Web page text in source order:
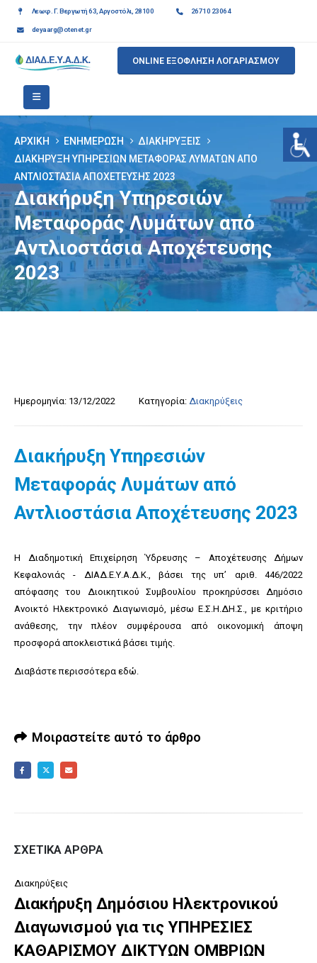
Λεωφ. Γ. Βεργωτή 63, Αργοστόλι, 28100 26710 23064
deyaarg@otenet.gr
ONLINE ΕΞΟΦΛΗΣΗ ΛΟΓΑΡΙΑΣΜΟΥ
ΑΡΧΙΚΉ ΕΝΗΜΈΡΩΣΗ
ΔΙΑΚΗΡΎΞΕΙΣ
ΔΙΑΚΉΡΥΞΗ ΥΠΗΡΕΣΙΏΝ ΜΕΤΑΦΟΡΆΣ ΛΥΜΆΤΩΝ ΑΠΌ
ΑΝΤΛΙΟΣΤΆΣΙΑ ΑΠΟΧΈΤΕΥΣΗΣ 2023
Διακήρυξη Υπηρεσιών
Μεταφοράς Λυμάτων από
Αντλιοστάσια Αποχέτευσης
2023
Ημερομηνία: 13/12/2022 Κατηγορία: Διακηρύξεις
Διακήρυξη Υπηρεσιών
Μεταφοράς Λυμάτων από
Αντλιοστάσια Αποχέτευσης 2023
Η Διαδημοτική Επιχείρηση Ύδρευσης – Αποχέτευσης Δήμων
Κεφαλονιάς - ΔΙΑΔ.Ε.Υ.Α.Δ.Κ., βάσει της υπ’ αριθ. 446/2022
απόφασης του Διοικητικού Συμβουλίου προκηρύσσει Δημόσιο
Ανοικτό Ηλεκτρονικό Διαγωνισμό, μέσω Ε.Σ.Η.ΔΗ.Σ., με κριτήριο
ανάθεσης, την πλέον συμφέρουσα από οικονομική άποψη
προσφορά αποκλειστικά βάσει τιμής.
Διαβάστε περισσότερα εδώ.
Μοιραστείτε αυτό το άρθρο
ΣΧΕΤΙΚΆ ΆΡΘΡΑ
Διακηρύξεις
Διακήρυξη Δημόσιου Ηλεκτρονικού
Διαγωνισμού για τις ΥΠΗΡΕΣΙΕΣ
ΚΑΘΑΡΙΣΜΟΥ ΔΙΚΤΥΩΝ ΟΜΒΡΙΩΝ